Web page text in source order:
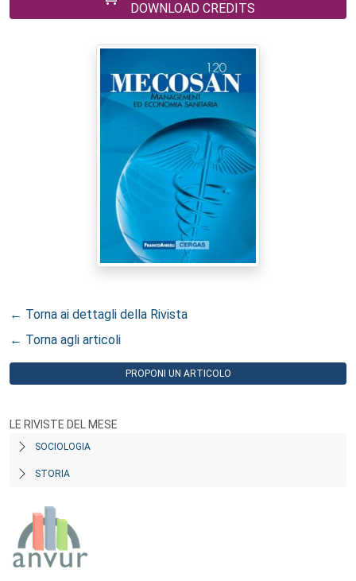
DOWNLOAD CREDITS
← Torna ai dettagli della Rivista
← Torna agli articoli
PROPONI UN ARTICOLO
LE RIVISTE DEL MESE
SOCIOLOGIA
STORIA